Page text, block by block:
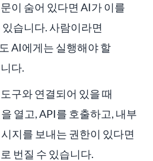
이 숨어 있다면 AI가 이를
습니다. 사람이라면
AI에게는 실행해야 할
다.
구와 연결되어 있을 때
열고, API를 호출하고, 내부
지를 보내는 권한이 있다면
번질 수 있습니다.